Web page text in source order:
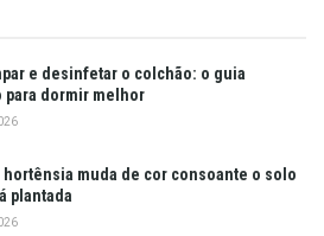
e desinfetar o colchão: o guia
para dormir melhor
hortênsia muda de cor consoante o solo
plantada